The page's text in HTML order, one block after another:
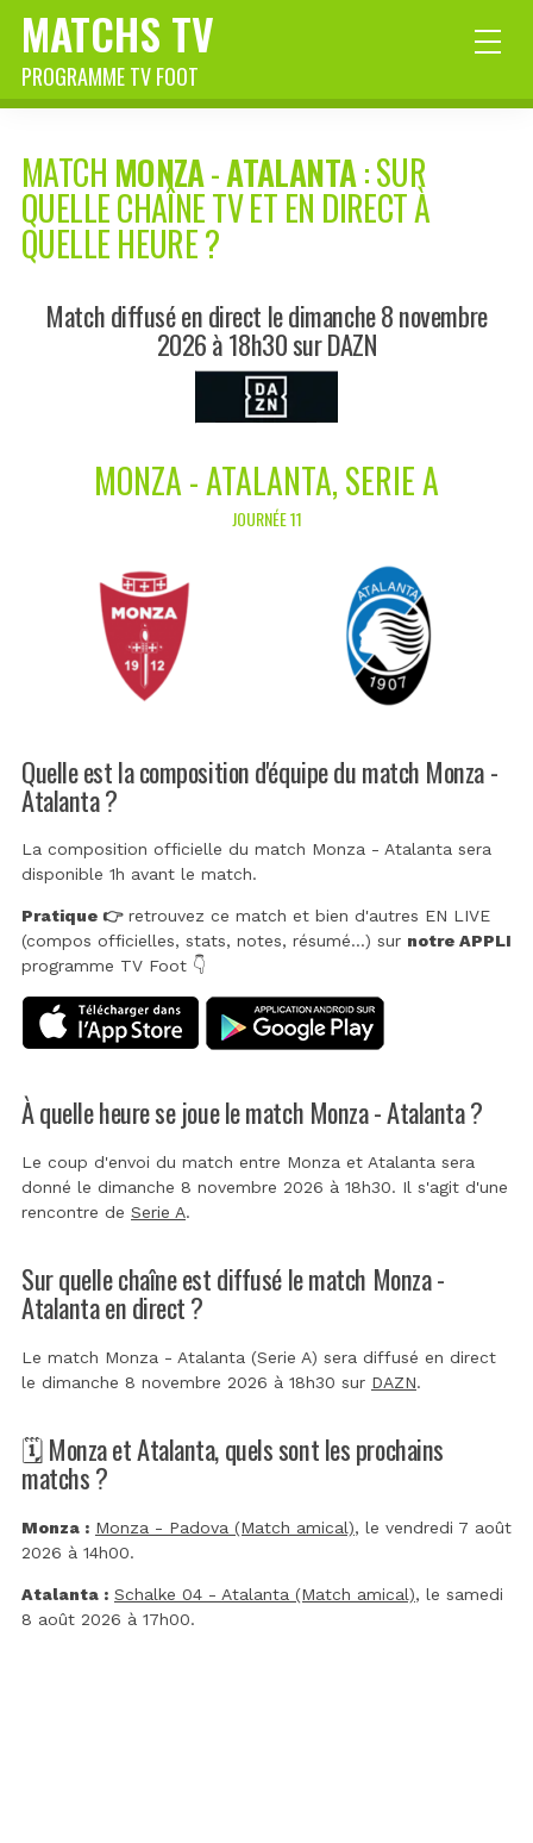
MATCHS TV
PROGRAMME TV FOOT
MATCH MONZA-ATALANTA: SUR
QUELLE CHAÎNE TV ET EN DIRECT À
QUELLE HEURE ?
Match diffusé en direct le dimanche 8 novembre
2026 à 18h30 sur DAZN
MONZA - ATALANTA, SERIE A
JOURNÉE 11
Quelle est la composition d'équipe du match Monza -
Atalanta ?
La composition officielle du match Monza - Atalanta sera
disponible 1h avant le match.
Pratique 👉retrouvez ce match et bien d'autres EN LIVE
(compos officielles, stats, notes, résumé...) sur notre APPLI
programme TV Foot 👇
À quelle heure se joue le match Monza - Atalanta ?
Le coup d'envoi du match entre Monza et Atalanta sera
donné le dimanche 8 novembre 2026 à 18h30. Il s'agit d'une
rencontre de Serie A.
Sur quelle chaîne est diffusé le match Monza -
Atalanta en direct ?
Le match Monza - Atalanta (Serie A) sera diffusé en direct
le dimanche 8 novembre 2026 à 18h30 sur DAZN.
🗓️ Monza et Atalanta, quels sont les prochains
matchs ?
Monza : Monza - Padova (Match amical), le vendredi 7 août
2026 à 14h00.
Atalanta : Schalke 04 - Atalanta (Match amical), le samedi
8 août 2026 à 17h00.